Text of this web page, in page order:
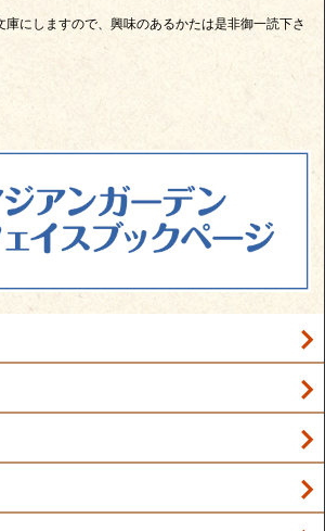
にしますので、興味のあるかたは是非御一読下さ